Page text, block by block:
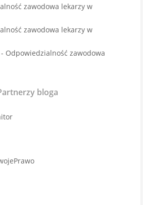
zawodowa lekarzy w
zawodowa lekarzy w
- Odpowiedzialność zawodowa
bloga